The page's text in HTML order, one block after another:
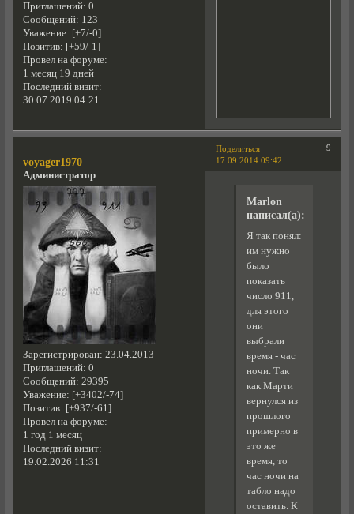
Приглашений: 0
Сообщений: 123
Уважение: [+7/-0]
Позитив: [+59/-1]
Провел на форуме:
1 месяц 19 дней
Последний визит:
30.07.2019 04:21
Поделиться
9
17.09.2014 09:42
voyager1970
Администратор
Зарегистрирован: 23.04.2013
Приглашений: 0
Сообщений: 29395
Уважение: [+3402/-74]
Позитив: [+937/-61]
Провел на форуме:
1 год 1 месяц
Последний визит:
19.02.2026 11:31
Marlon
написал(а):
Я так понял:
им нужно
было
показать
число 911,
для этого
они
выбрали
время - час
ночи. Так
как Марти
вернулся из
прошлого
примерно в
это же
время, то
час ночи на
табло надо
оставить. К